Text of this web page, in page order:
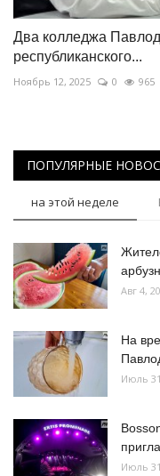
Два колледжа
республиканского...
Ноябрь 12, 2025 0 965
ПОПУЛЯРНЫЕ
на этой неделе
Авг 4,
На
Июль
Июль